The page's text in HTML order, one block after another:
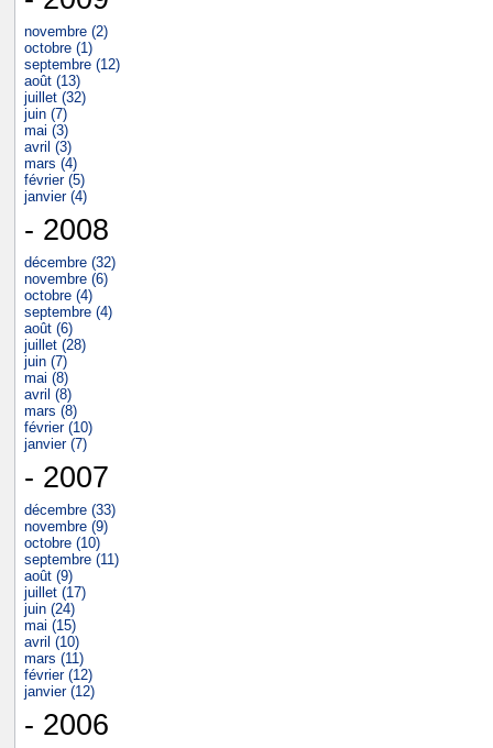
novembre (2)
octobre (1)
septembre (12)
août (13)
juillet (32)
juin (7)
mai (3)
avril (3)
mars (4)
février (5)
janvier (4)
- 2008
décembre (32)
novembre (6)
octobre (4)
septembre (4)
août (6)
juillet (28)
juin (7)
mai (8)
avril (8)
mars (8)
février (10)
janvier (7)
- 2007
décembre (33)
novembre (9)
octobre (10)
septembre (11)
août (9)
juillet (17)
juin (24)
mai (15)
avril (10)
mars (11)
février (12)
janvier (12)
- 2006